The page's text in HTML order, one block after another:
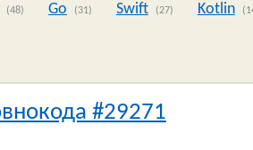
(48) Go (31) Swift (27) Kotlin
#29271